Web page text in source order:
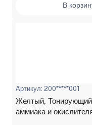
В
Артикул: 200*****001
Желтый, Тонирующий
аммиака и